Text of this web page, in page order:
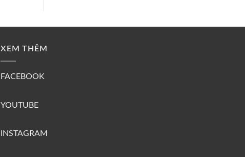
XEM THÊM
FACEBOOK
YOUTUBE
INSTAGRAM